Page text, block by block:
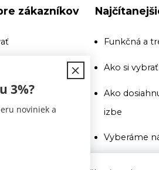
zákazníkov
Funkčná a
Ako si
Ako
izbe
Vyberáme
3%?
noviniek a